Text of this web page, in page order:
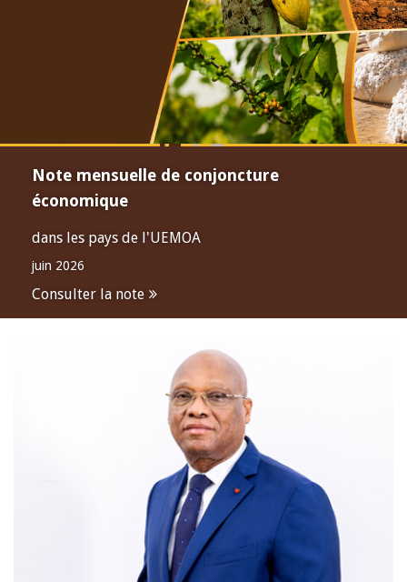
Note mensuelle de conjoncture
économique
dans les pays de l'UEMOA
juin 2026
Consulter la note